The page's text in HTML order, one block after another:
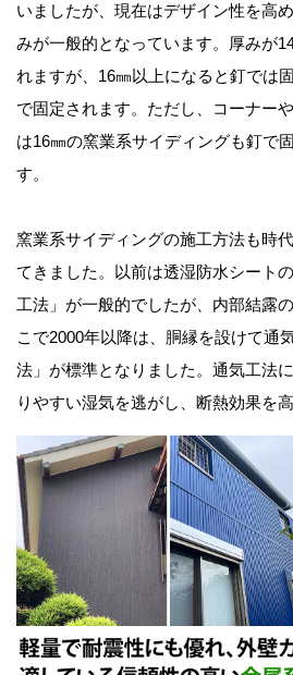
いましたが、現在はデザイン性を高
みが一般的となっています。厚みが
れますが、16㎜以上になると釘では
で固定されます。ただし、コーナー
は16㎜の窯業系サイディングも釘で
す。
窯業系サイディングの施工方法も時
てきました。以前は透湿防水シート
工法」が一般的でしたが、内部結露
こで2000年以降は、胴縁を設けて通
法」が標準となりました。通気工法
りやすい湿気を逃がし、断熱効果を